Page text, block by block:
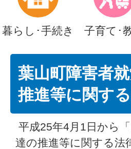
暮らし･手続き 子育て･
葉山町障害者
推進等に関す
平成25年4月1日から
達の推進等に関する法